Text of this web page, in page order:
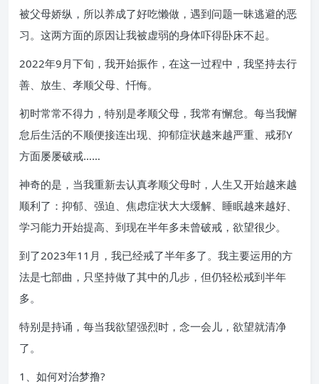
被父母娇纵，所以养成了好吃懒做，遇到问题一昧逃避的恶
习。这两方面的原因让我被虚弱的身体吓得卧床不起。
2022年9月下旬，我开始振作，在这一过程中，我坚持去行
善、放生、孝顺父母、忏悔。
初时常常不得力，特别是孝顺父母，我常有懈怠。每当我懈
怠后生活的不顺便接连出现、抑郁症状越来越严重、戒邪Y
方面屡屡破戒……
神奇的是，当我重新去认真孝顺父母时，人生又开始越来越
顺利了：抑郁、强迫、焦虑症状大大缓解、睡眠越来越好、
学习能力开始提高、到现在半年多未曾破戒，欲望很少。
到了2023年11月，我已经戒了半年多了。我主要运用的方
法是七部曲，只坚持做了其中的几步，但仍轻松戒到半年
多。
特别是持诵，每当我欲望强烈时，念一会儿，欲望就清净
了。
1、如何对治梦撸?